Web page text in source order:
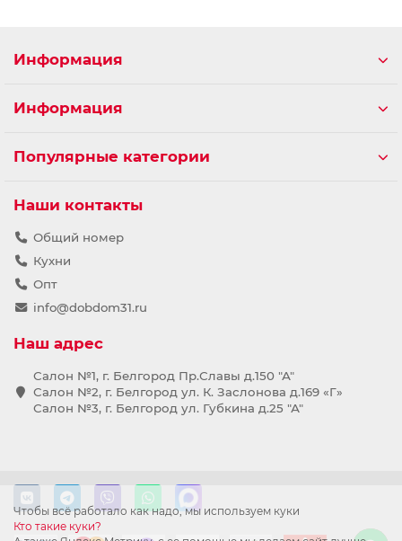
Чтобы всё работало как надо, мы используем куки
Кто такие куки?
Информация
Информация
Популярные категории
Наши контакты
Общий номер
Кухни
Опт
info@dobdom31.ru
Наш адрес
Салон №1, г. Белгород Пр.Славы д.150 "А"
Салон №2, г. Белгород ул. К. Заслонова д.169 «Г»
Салон №3, г. Белгород ул. Губкина д.25 "А"